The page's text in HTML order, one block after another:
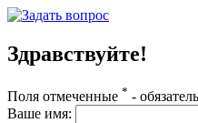
Здравствуйте!
Поля отмеченные * -
Ваше имя: